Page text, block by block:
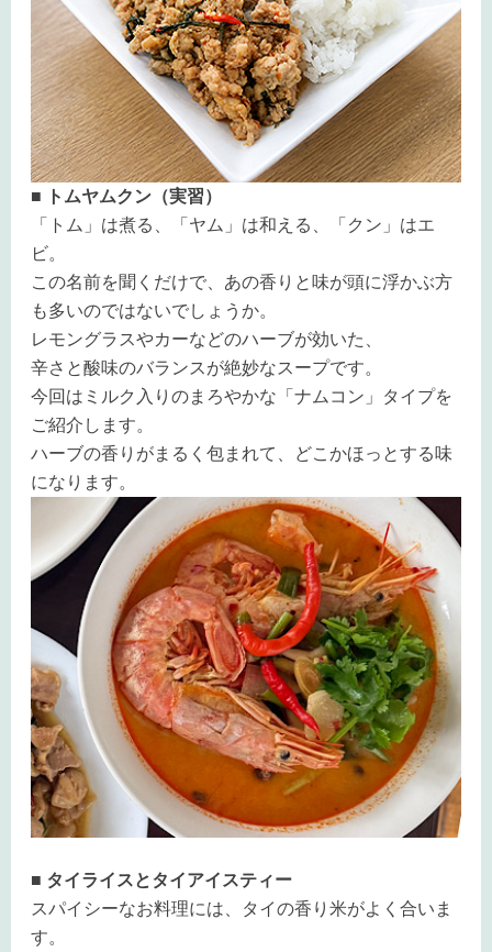
■ トムヤムクン（実習）
「トム」は煮る、「ヤム」は和える、「クン」はエ
ビ。
この名前を聞くだけで、あの香りと味が頭に浮かぶ方
も多いのではないでしょうか。
レモングラスやカーなどのハーブが効いた、
辛さと酸味のバランスが絶妙なスープです。
今回はミルク入りのまろやかな「ナムコン」タイプを
ご紹介します。
ハーブの香りがまるく包まれて、どこかほっとする味
になります。
■ タイライスとタイアイスティー
スパイシーなお料理には、タイの香り米がよく合いま
す。